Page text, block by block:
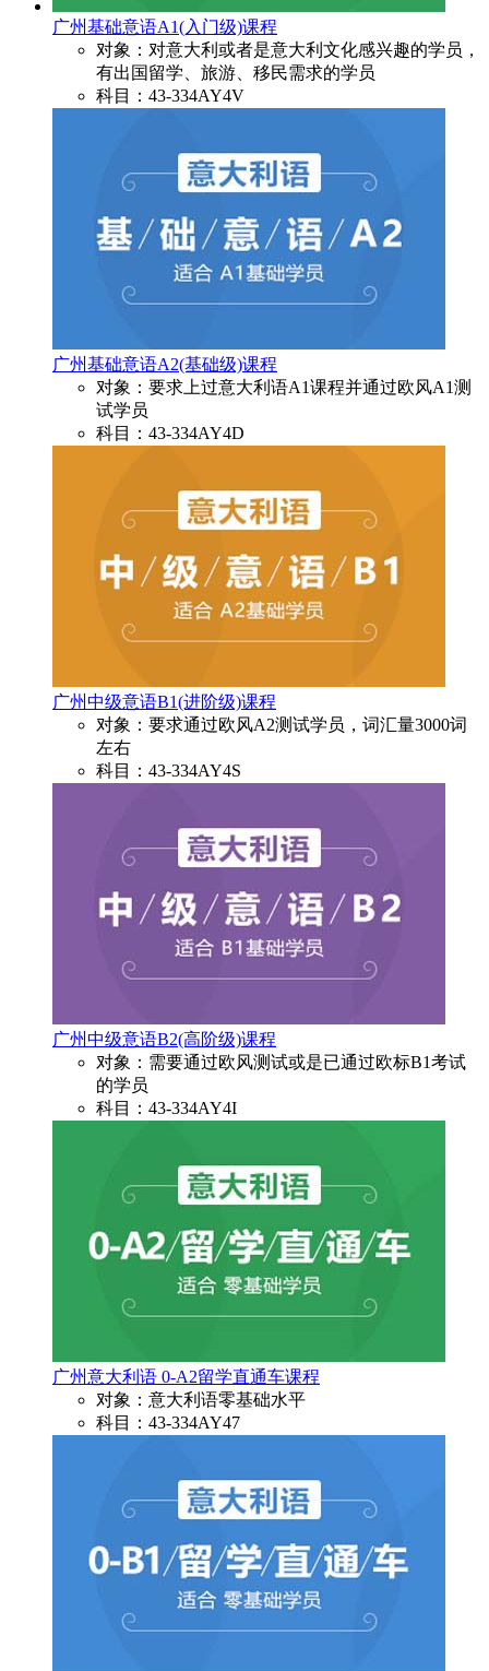
广州基础意语A1(入门级)课程
对象：对意大利或者是意大利文化感兴趣的学员，
有出国留学、旅游、移民需求的学员
科目：43-334AY4V
广州基础意语A2(基础级)课程
对象：要求上过意大利语A1课程并通过欧风A1测
试学员
科目：43-334AY4D
广州中级意语B1(进阶级)课程
对象：要求通过欧风A2测试学员，词汇量3000词
左右
科目：43-334AY4S
广州中级意语B2(高阶级)课程
对象：需要通过欧风测试或是已通过欧标B1考试
的学员
科目：43-334AY4I
广州意大利语 0-A2留学直通车课程
对象：意大利语零基础水平
科目：43-334AY47